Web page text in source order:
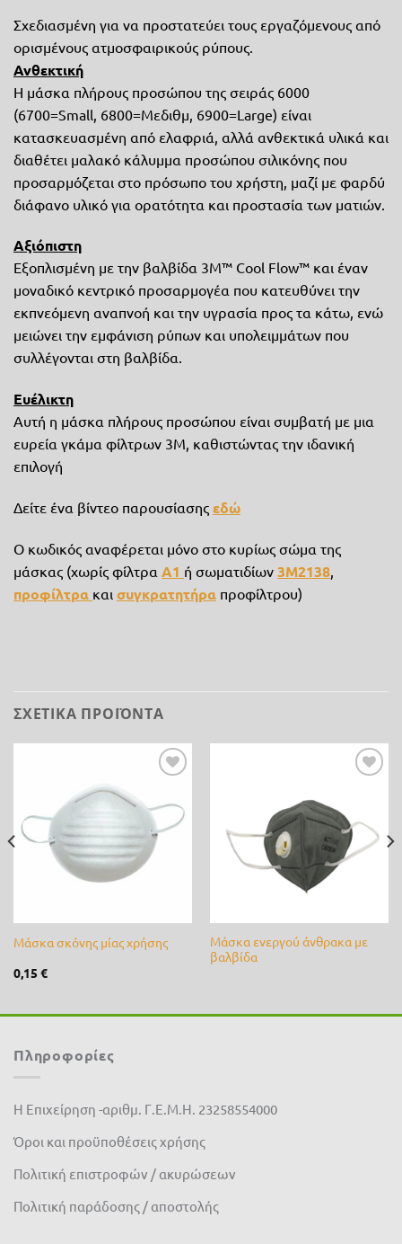
Σχεδιασμένη για να προστατεύει τους εργαζόμενους από
ορισμένους ατμοσφαιρικούς ρύπους.
Ανθεκτική
Η μάσκα πλήρους προσώπου της σειράς 6000
(6700=Small, 6800=Μεδιθμ, 6900=Large) είναι
κατασκευασμένη από ελαφριά, αλλά ανθεκτικά υλικά και
διαθέτει μαλακό κάλυμμα προσώπου σιλικόνης που
προσαρμόζεται στο πρόσωπο του χρήστη, μαζί με φαρδύ
διάφανο υλικό για ορατότητα και προστασία των ματιών.
Αξιόπιστη
Εξοπλισμένη με την βαλβίδα 3M™ Cool Flow™ και έναν
μοναδικό κεντρικό προσαρμογέα που κατευθύνει την
εκπνεόμενη αναπνοή και την υγρασία προς τα κάτω, ενώ
μειώνει την εμφάνιση ρύπων και υπολειμμάτων που
συλλέγονται στη βαλβίδα.
Ευέλικτη
Αυτή η μάσκα πλήρους προσώπου είναι συμβατή με μια
ευρεία γκάμα φίλτρων 3M, καθιστώντας την ιδανική
επιλογή
Δείτε ένα βίντεο παρουσίασης εδώ
Ο κωδικός αναφέρεται μόνο στο κυρίως σώμα της
μάσκας (χωρίς φίλτρα A1 ή σωματιδίων 3M2138
προφίλτρα και συγκρατητήρα προφίλτρου)
ΣΧΕΤΙΚΆ ΠΡΟΪΌΝΤΑ
στη λίστα
επιθυμίας
Μάσκα σκόνης μίας χρήσης
0,15 €
επιθυμίας
Μάσκα ενεργού άνθρακα με
βαλβίδα
Πληροφορίες
Η Επιχείρηση -αριθμ. Γ.Ε.Μ.Η. 23258554000
Όροι και προϋποθέσεις χρήσης
Πολιτική επιστροφών / ακυρώσεων
Πολιτική παράδοσης / αποστολής